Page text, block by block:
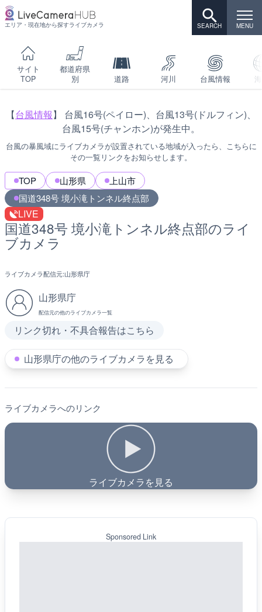
エリア・現在地から探すライブカメラ
サイト
TOP
都道府県
別
道路 河川 台風情報
【台風情報】 台風16号(ペイロー)、台風13号(ドルフィン)、
台風15号(チャンホン)が発生中。
台風の暴風域にライブカメラが設置されている地域が入ったら、こちらに
その一覧リンクをお知らせします。
TOP 山形県
上山市
国道348号 境小滝トンネル終点部
LIVE
国道348号 境小滝トンネル終点部のライ
ブカメラ
ライブカメラ配信元:山形県庁
山形県庁
配信元の他のライブカメラ一覧
リンク切れ・不具合報告はこちら
山形県庁の他のライブカメラを見る
ライブカメラへのリンク
ライブカメラを見る
Sponsored Link